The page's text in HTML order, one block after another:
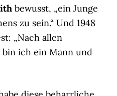
bewusst, „ein Junge
zu sein.“ Und 1948
„Nach allen
ich ein Mann und